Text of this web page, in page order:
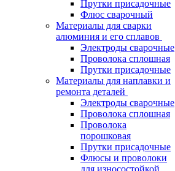
Прутки присадочные
Флюс сварочный
Материалы для сварки
алюминия и его сплавов
Электроды сварочные
Проволока сплошная
Прутки присадочные
Материалы для наплавки и
ремонта деталей
Электроды сварочные
Проволока сплошная
Проволока
порошковая
Прутки присадочные
Флюсы и проволоки
для износостойкой